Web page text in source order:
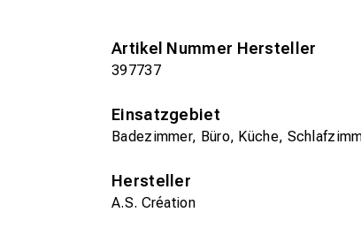
Artikel Nummer Hersteller
397737
Einsatzgebiet
Badezimmer, Büro, Küche,
Hersteller
A.S. Création